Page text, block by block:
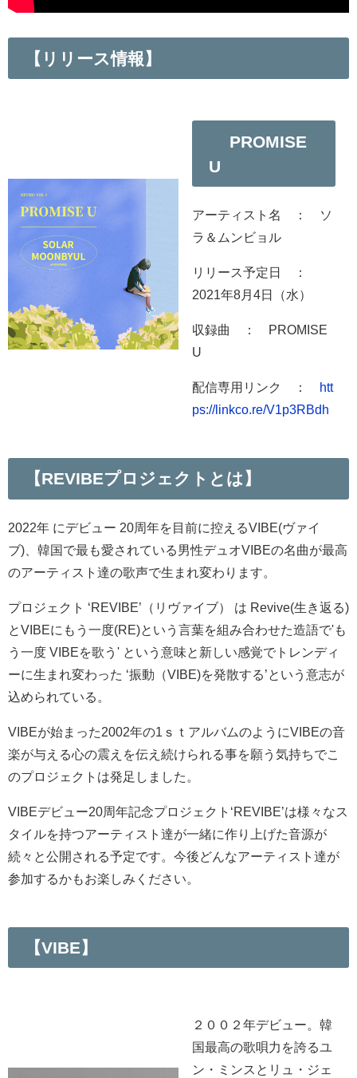
【リリース情報】
PROMISE
U
アーティスト名 ： ソ
ラ＆ムンビョル
リリース予定日 ：
2021年8月4日（水）
収録曲 ： PROMISE
U
配信専用リンク ：
htt
ps://linkco.re/V1p3RBdh
【REVIBEプロジェクトとは】
2022年 にデビュー 20周年を目前に控えるVIBE(ヴァイ
ブ)、韓国で最も愛されている男性デュオVIBEの名曲が最高
のアーティスト達の歌声で生まれ変わります。
プロジェクト ‘REVIBE’（リヴァイブ） は Revive(生き返る)
とVIBEにもう一度(RE)という言葉を組み合わせた造語で'も
う一度 VIBEを歌う' という意味と新しい感覚でトレンディ
ーに生まれ変わった ‘振動（VIBE)を発散する’という意志が
込められている。
VIBEが始まった2002年の1ｓｔアルバムのようにVIBEの音
楽が与える心の震えを伝え続けられる事を願う気持ちでこ
のプロジェクトは発足しました。
VIBEデビュー20周年記念プロジェクト‘REVIBE’は様々なス
タイルを持つアーティスト達が一緒に作り上げた音源が
続々と公開される予定です。今後どんなアーティスト達が
参加するかもお楽しみください。
【VIBE】
２００２年デビュー。韓
国最高の歌唄力を誇るユ
ン・ミンスとリュ・ジェ